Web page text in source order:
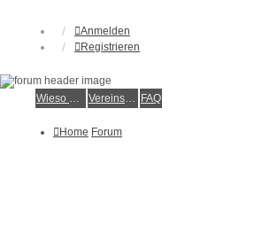
Anmelden
Registrieren
Wieso der e.V.? Vereinsmitglied werden FAQ
Home Forum